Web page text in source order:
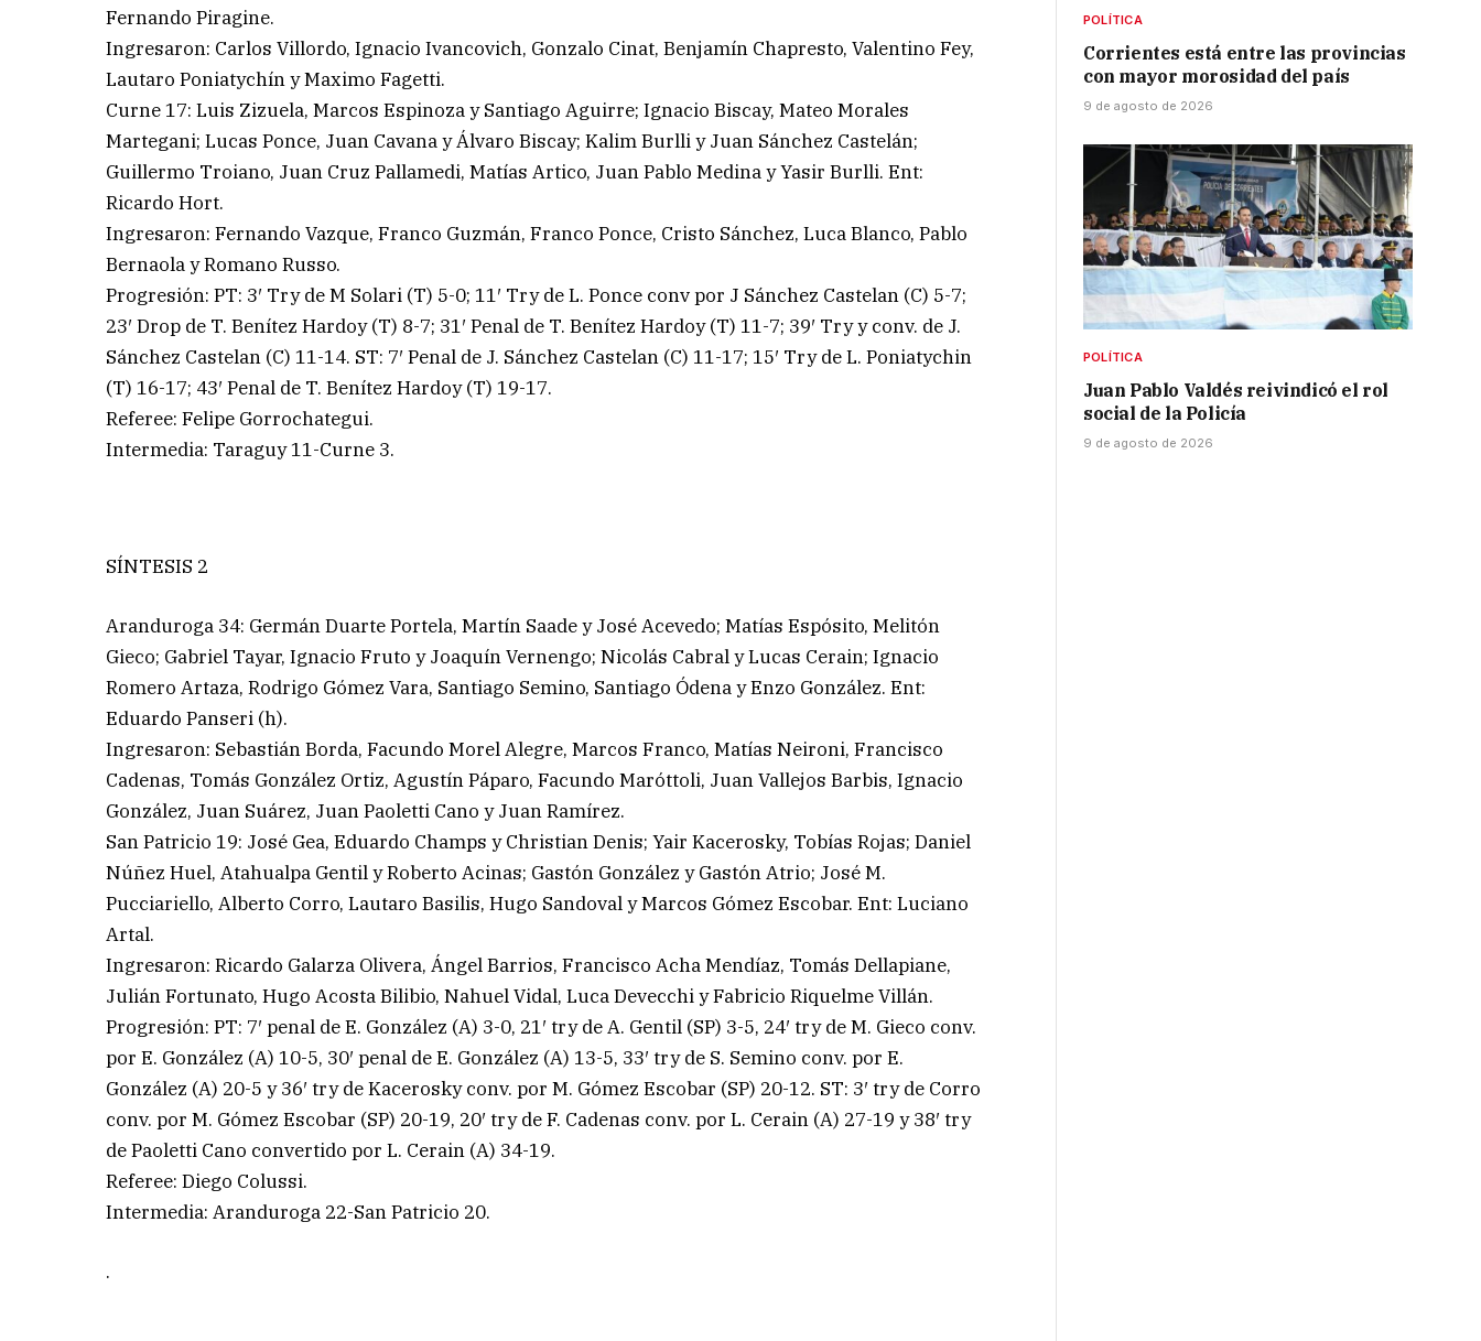
Fernando Piragine.
Ingresaron: Carlos Villordo, Ignacio Ivancovich, Gonzalo Cinat, Benjamín Chapresto, Valentino Fey,
Lautaro Poniatychín y Maximo Fagetti.
Curne 17: Luis Zizuela, Marcos Espinoza y Santiago Aguirre; Ignacio Biscay, Mateo Morales
Martegani; Lucas Ponce, Juan Cavana y Álvaro Biscay; Kalim Burlli y Juan Sánchez Castelán;
Guillermo Troiano, Juan Cruz Pallamedi, Matías Artico, Juan Pablo Medina y Yasir Burlli. Ent:
Ricardo Hort.
Ingresaron: Fernando Vazque, Franco Guzmán, Franco Ponce, Cristo Sánchez, Luca Blanco, Pablo
Bernaola y Romano Russo.
Progresión: PT: 3′ Try de M Solari (T) 5-0; 11′ Try de L. Ponce conv por J Sánchez Castelan (C) 5-7;
23′ Drop de T. Benítez Hardoy (T) 8-7; 31′ Penal de T. Benítez Hardoy (T) 11-7; 39′ Try y conv. de J.
Sánchez Castelan (C) 11-14. ST: 7′ Penal de J. Sánchez Castelan (C) 11-17; 15′ Try de L. Poniatychin
(T) 16-17; 43′ Penal de T. Benítez Hardoy (T) 19-17.
Referee: Felipe Gorrochategui.
Intermedia: Taraguy 11-Curne 3.
SÍNTESIS 2
Aranduroga 34: Germán Duarte Portela, Martín Saade y José Acevedo; Matías Espósito, Melitón
Gieco; Gabriel Tayar, Ignacio Fruto y Joaquín Vernengo; Nicolás Cabral y Lucas Cerain; Ignacio
Romero Artaza, Rodrigo Gómez Vara, Santiago Semino, Santiago Ódena y Enzo González. Ent:
Eduardo Panseri (h).
Ingresaron: Sebastián Borda, Facundo Morel Alegre, Marcos Franco, Matías Neironi, Francisco
Cadenas, Tomás González Ortiz, Agustín Páparo, Facundo Maróttoli, Juan Vallejos Barbis, Ignacio
González, Juan Suárez, Juan Paoletti Cano y Juan Ramírez.
San Patricio 19: José Gea, Eduardo Champs y Christian Denis; Yair Kacerosky, Tobías Rojas; Daniel
Núñez Huel, Atahualpa Gentil y Roberto Acinas; Gastón González y Gastón Atrio; José M.
Pucciariello, Alberto Corro, Lautaro Basilis, Hugo Sandoval y Marcos Gómez Escobar. Ent: Luciano
Artal.
Ingresaron: Ricardo Galarza Olivera, Ángel Barrios, Francisco Acha Mendíaz, Tomás Dellapiane,
Julián Fortunato, Hugo Acosta Bilibio, Nahuel Vidal, Luca Devecchi y Fabricio Riquelme Villán.
Progresión: PT: 7′ penal de E. González (A) 3-0, 21′ try de A. Gentil (SP) 3-5, 24′ try de M. Gieco conv.
por E. González (A) 10-5, 30′ penal de E. González (A) 13-5, 33′ try de S. Semino conv. por E.
González (A) 20-5 y 36′ try de Kacerosky conv. por M. Gómez Escobar (SP) 20-12. ST: 3′ try de Corro
conv. por M. Gómez Escobar (SP) 20-19, 20′ try de F. Cadenas conv. por L. Cerain (A) 27-19 y 38′ try
de Paoletti Cano convertido por L. Cerain (A) 34-19.
Referee: Diego Colussi.
Intermedia: Aranduroga 22-San Patricio 20.
.
POLÍTICA
Corrientes está entre las provincias
con mayor morosidad del país
9 de agosto de 2026
POLÍTICA
Juan Pablo Valdés reivindicó el rol
social de la Policía
9 de agosto de 2026